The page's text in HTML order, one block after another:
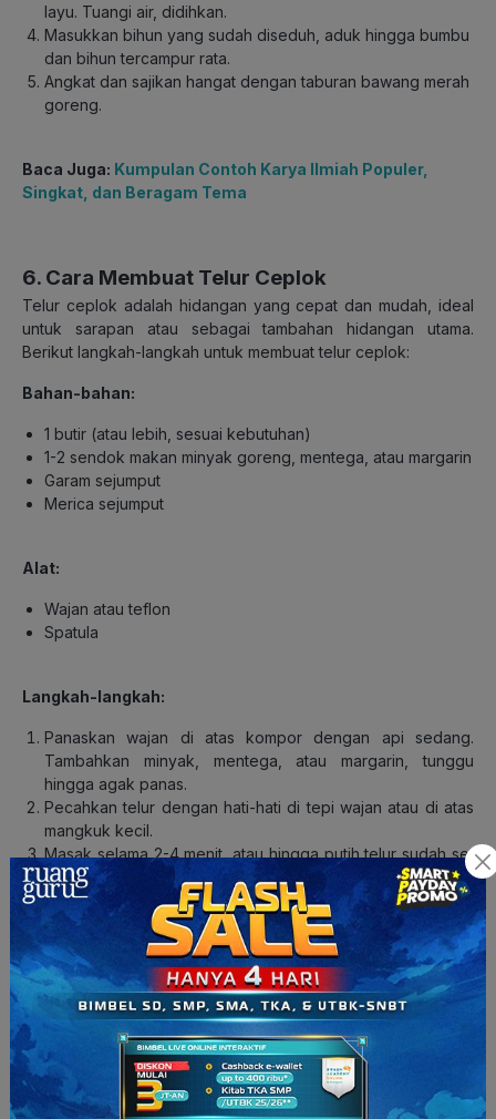
layu. Tuangi air, didihkan.
Masukkan bihun yang sudah diseduh, aduk hingga bumbu
dan bihun tercampur rata.
Angkat dan sajikan hangat dengan taburan bawang merah
goreng.
Baca Juga: Kumpulan Contoh Karya Ilmiah Populer,
Singkat, dan Beragam Tema
6. Cara Membuat Telur Ceplok
Telur ceplok adalah hidangan yang cepat dan mudah, ideal
untuk sarapan atau sebagai tambahan hidangan utama.
Berikut langkah-langkah untuk membuat telur ceplok:
Bahan-bahan:
1 butir (atau lebih, sesuai kebutuhan)
1-2 sendok makan minyak goreng, mentega, atau margarin
Garam sejumput
Merica sejumput
Alat:
Wajan atau teflon
Spatula
Langkah-langkah:
Panaskan wajan di atas kompor dengan api sedang.
Tambahkan minyak, mentega, atau margarin, tunggu
hingga agak panas.
Pecahkan telur dengan hati-hati di tepi wajan atau di atas
mangkuk kecil.
Masak selama 2-4 menit, atau hingga putih telur sudah set
dan kuning telur masih terlihat lembut. Jika Anda lebih suka
kuning telur yang lebih matang, masak beberapa menit lagi
hingga kuning telur mengeras sesuai selera.
Taburkan sedikit garam dan merica di atas telur sesuai
selera. Anda juga bisa menambahkan bumbu lain, seperti
paprika atau bawang bubuk jika suka.
Sajikan segera setelah matang. Telur ceplok bisa dinikmati
dengan roti, nasi, atau sebagai pelengkap hidangan
lainnya.